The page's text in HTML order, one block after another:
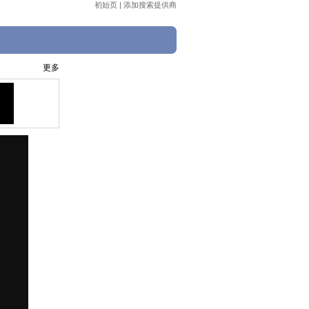
初始页 | 添加搜索提供商
更多